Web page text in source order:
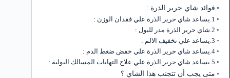
فوائد شاي حرير الذرة :
1.يساعد شاي حرير الذرة علي فقدان الوزن :
2.شاي حرير الذرة مدر للبول :
3.يساعد علي تخفيف الالم :
4.يساعد شاي حرير الذرة علي خفض ضغط الدم :
5.يساعد شاي حرير الذرة علي علاج التهابات المسالك البولية :
متى يجب أن تتجنب هذا الشاي ؟